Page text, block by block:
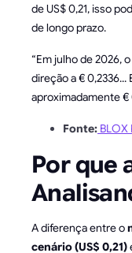
de US$ 0,21, isso
de longo prazo.
“Em julho de 2026,
direção a €
aproximadamente €
Fonte: BLOX
Por que
A diferença entre o
cenário (US$ 0,21)